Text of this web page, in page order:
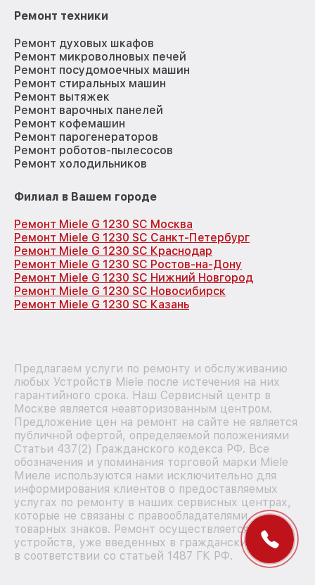
Ремонт техники
Ремонт духовых шкафов
Ремонт микроволновых печей
Ремонт посудомоечных машин
Ремонт стиральных машин
Ремонт вытяжек
Ремонт варочных панелей
Ремонт кофемашин
Ремонт парогенераторов
Ремонт роботов-пылесосов
Ремонт холодильников
Филиал в Вашем городе
Ремонт Miele G 1230 SC Москва
Ремонт Miele G 1230 SC Санкт-Петербург
Ремонт Miele G 1230 SC Краснодар
Ремонт Miele G 1230 SC Ростов-на-Дону
Ремонт Miele G 1230 SC Нижний Новгород
Ремонт Miele G 1230 SC Новосибирск
Ремонт Miele G 1230 SC Казань
Предлагаем услуги по ремонту и обслуживанию
любых Устройств Miele после истечения на них
гарантийного срока. Наш Сервисный центр в
Москве является неавторизованным центром.
Предложение цен на ремонт на сайте не является
публичной офертой, определяемой положениями
Статьи 437(2) Гражданского кодекса РФ. Все
обозначения и упоминания торговой марки Miele
Миеле используются нами исключительно для
информирования клиентов о предоставляемых
услугах по ремонту в наших сервисных центрах,
которые не связаны с правообладателями
товарных знаков. Ремонт осуществляется для
устройств, уже введенных в гражданский оборот
в соответствии со статьей 1487 ГК РФ.